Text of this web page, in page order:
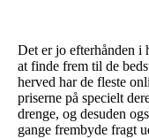
Det er jo efterhånden i
at finde frem til de
herved har de fleste
priserne på specielt
drenge, og desuden
gange frembyde fragt